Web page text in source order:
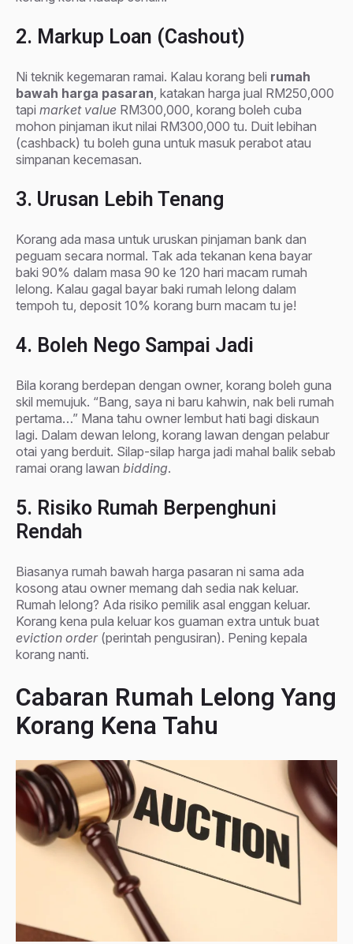
2. Markup Loan (Cashout)
Ni teknik kegemaran ramai. Kalau korang beli rumah
bawah harga pasaran , katakan harga jual RM250,000
tapi market value RM300,000, korang boleh cuba
mohon pinjaman ikut nilai RM300,000 tu. Duit lebihan
(cashback) tu boleh guna untuk masuk perabot atau
simpanan kecemasan.
3. Urusan Lebih Tenang
Korang ada masa untuk uruskan pinjaman bank dan
peguam secara normal. Tak ada tekanan kena bayar
baki 90% dalam masa 90 ke 120 hari macam rumah
lelong. Kalau gagal bayar baki rumah lelong dalam
tempoh tu, deposit 10% korang burn macam tu je!
4. Boleh Nego Sampai Jadi
Bila korang berdepan dengan owner, korang boleh guna
skil memujuk. “Bang, saya ni baru kahwin, nak beli rumah
pertama…” Mana tahu owner lembut hati bagi diskaun
lagi. Dalam dewan lelong, korang lawan dengan pelabur
otai yang berduit. Silap-silap harga jadi mahal balik sebab
ramai orang lawan bidding.
5. Risiko Rumah Berpenghuni
Rendah
Biasanya rumah bawah harga pasaran ni sama ada
kosong atau owner memang dah sedia nak keluar.
Rumah lelong? Ada risiko pemilik asal enggan keluar.
Korang kena pula keluar kos guaman extra untuk buat
eviction order(perintah pengusiran). Pening kepala
korang nanti.
Cabaran Rumah Lelong Yang
Korang Kena Tahu